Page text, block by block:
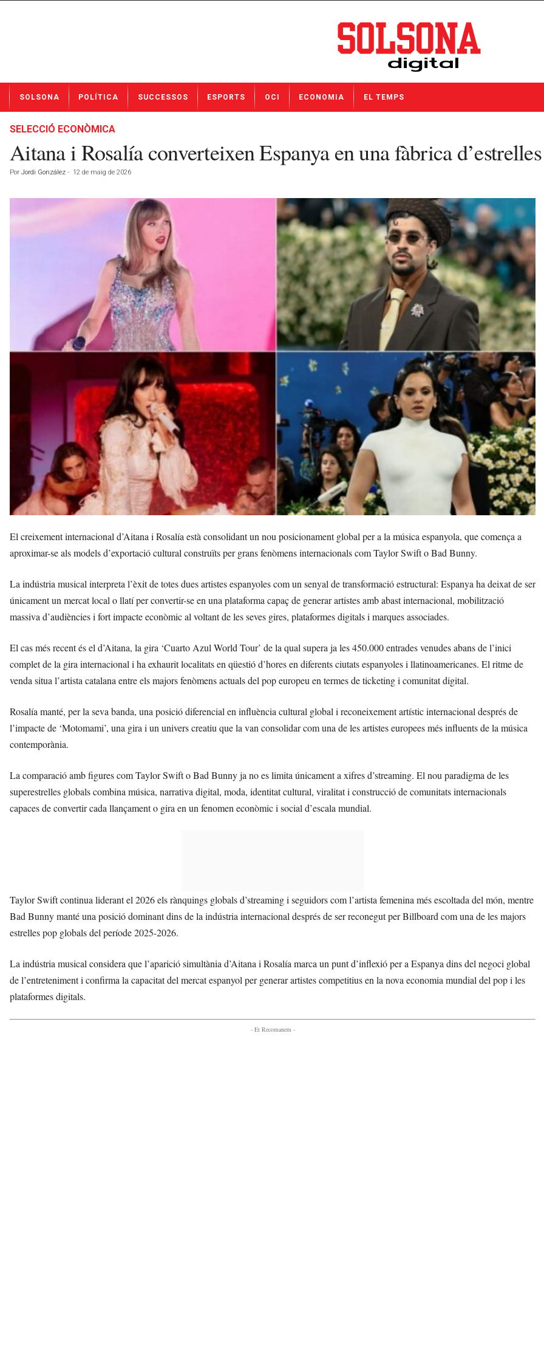
t
SOLSONA POLÍTICA SUCCESSOS ESPORTS OCI ECONOMIA EL TEMPS
SELECCIÓ ECONÒMICA
Aitana i Rosalía converteixen Espanya en una fàbrica
Por Jordi González - 12 de maig de 2026
El creixement internacional d’Aitana i Rosalía està consolidant un nou posicionament global per a la música espanyola, que comença a
aproximar-se als models d’exportació cultural construïts per grans fenòmens internacionals com Taylor Swift o Bad Bunny.
La indústria musical interpreta l’èxit de totes dues artistes espanyoles com un senyal de transformació estructural: Espanya ha deixat de ser
únicament un mercat local o llatí per convertir-se en una plataforma capaç de generar artistes amb abast internacional, mobilització
massiva d’audiències i fort impacte econòmic al voltant de les seves gires, plataformes digitals i marques associades.
El cas més recent és el d’Aitana, la gira ‘Cuarto Azul World Tour’ de la qual supera ja les 450.000 entrades venudes abans de l’inici
complet de la gira internacional i ha exhaurit localitats en qüestió d’hores en diferents ciutats espanyoles i llatinoamericanes. El ritme de
venda situa l’artista catalana entre els majors fenòmens actuals del pop europeu en termes de ticketing i comunitat digital.
Rosalía manté, per la seva banda, una posició diferencial en influència cultural global i reconeixement artístic internacional després de
l’impacte de ‘Motomami’, una gira i un univers creatiu que la van consolidar com una de les artistes europees més influents de la música
contemporània.
La comparació amb figures com Taylor Swift o Bad Bunny ja no es limita únicament a xifres d’streaming. El nou paradigma de les
superestrelles globals combina música, narrativa digital, moda, identitat cultural, viralitat i construcció de comunitats internacionals
capaces de convertir cada llançament o gira en un fenomen econòmic i social d’escala mundial.
Taylor Swift continua liderant el 2026 els rànquings globals d’streaming i seguidors com l’artista femenina més escoltada del món, mentre
Bad Bunny manté una posició dominant dins de la indústria internacional després de ser reconegut per Billboard com una de les majors
estrelles pop globals del període 2025-2026.
La indústria musical considera que l’aparició simultània d’Aitana i Rosalía marca un punt d’inflexió per a Espanya dins del negoci global
de l’entreteniment i confirma la capacitat del mercat espanyol per generar artistes competitius en la nova economia mundial del pop i les
plataformes digitals.
- Et Recomanem -